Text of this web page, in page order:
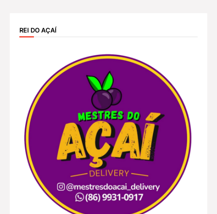
REI DO AÇAÍ